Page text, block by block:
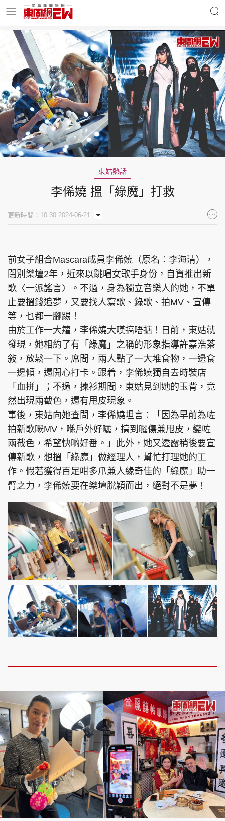
明星名人 時事財經
東周Ladies 優享生活
東周食玩通 會員活動
玄學靈異 東周專欄
東周刊 cazbuyer 東Touch
PCM 電腦廣場 星島頭條 星島日報
頭條日報 星島環球
親子王 Oh!爸媽 JobMarket
頭條搵工 EDUPLUS
關於我們
聯絡我們
隱私政策聲明
使用條款
版權及免責聲明
Copyright © 東周網 版權所有 . 不得轉載
©Eastweek.com.hk. All rights reserved.
東姑熱話
李俙嬈 搵「綠魔」打救
更新時間：10:30 2024-06-21
前女子組合Mascara成員李俙嬈（原名︰李海清），
闊別樂壇2年，近來以跳唱女歌手身份，自資推出新
歌〈一派謠言〉。不過，身為獨立音樂人的她，不單
止要搵錢追夢，又要找人寫歌、錄歌、拍MV、宣傳
等，乜都一腳踢！
由於工作一大籮，李俙嬈大嘆搞唔掂！日前，東姑就
發現，她相約了有「綠魔」之稱的形象指導許嘉浩茶
敍，放鬆一下。席間，兩人點了一大堆食物，一邊食
一邊傾，還開心打卡。跟着，李俙嬈獨自去時裝店
「血拼」；不過，揀衫期間，東姑見到她的玉背，竟
然出現兩截色，還有甩皮現象。
事後，東姑向她查問，李俙嬈坦言︰「因為早前為咗
拍新歌嘅MV，喺戶外好曬，搞到曬傷兼甩皮，變咗
兩截色，希望快啲好番。」此外，她又透露稍後要宣
傳新歌，想搵「綠魔」做經理人，幫忙打理她的工
作。假若獲得百足咁多爪兼人緣奇佳的「綠魔」助一
臂之力，李俙嬈要在樂壇脫穎而出，絕對不是夢！